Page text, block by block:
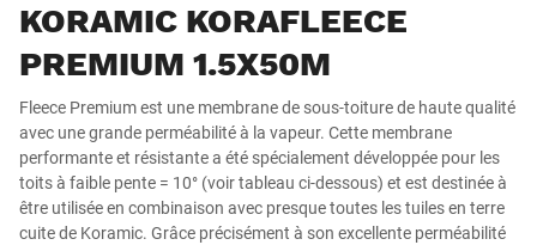
KORAMIC KORAFLEECE
PREMIUM 1.5X50M
Fleece Premium est une membrane de sous-toiture de haute qualité
avec une grande perméabilité à la vapeur. Cette membrane
performante et résistante a été spécialement développée pour les
toits à faible pente = 10° (voir tableau ci-dessous) et est destinée à
être utilisée en combinaison avec presque toutes les tuiles en terre
cuite de Koramic. Grâce précisément à son excellente perméabilité